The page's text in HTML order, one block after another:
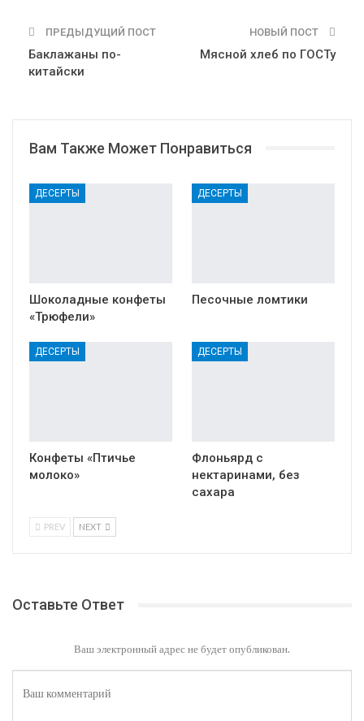
ПРЕДЫДУЩИЙ ПОСТ
Баклажаны по-
китайски
НОВЫЙ ПОСТ
Мясной хлеб по ГОСТу
Вам Также Может Понравиться
ДЕСЕРТЫ
Шоколадные конфеты
«Трюфели»
ДЕСЕРТЫ
Песочные ломтики
ДЕСЕРТЫ
Конфеты «Птичье
молоко»
ДЕСЕРТЫ
Флоньярд с
нектаринами, без
сахара
PREV NEXT
Оставьте Ответ
Ваш электронный адрес не будет опубликован.